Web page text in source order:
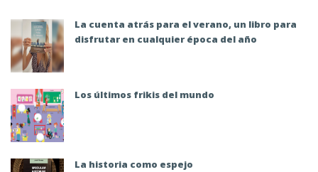
La cuenta atrás para el verano, un libro para
disfrutar en cualquier época del año
Los últimos frikis del mundo
La historia como espejo